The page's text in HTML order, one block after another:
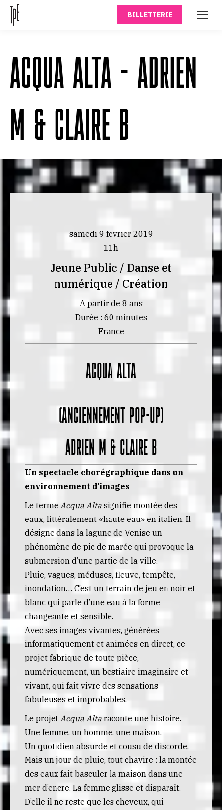
BILLETTERIE
ACQUA ALTA – ADRIEN
M & CLAIRE B
samedi 9 février 2019
11h
Jeune Public / Danse et
numérique / Création
A partir de 8 ans
Durée : 60 minutes
France
ACQUA ALTA
(anciennement Pop-up)
Adrien M & Claire B
Un spectacle chorégraphique dans un
environnement d’images
Le terme Acqua Alta signifie montée des
eaux, littéralement «haute eau» en italien. Il
désigne dans la lagune de Venise un
phénomène de pic de marée qui provoque la
submersion d’une partie de la ville.
Pluie, vagues, méduses, fleuve, tempête,
inondation… C’est un terrain de jeu en noir et
blanc qui parle d’une eau à la forme
changeante et sensible.
Avec ses images vivantes, générées
informatiquement et animées en direct, ce
projet fabrique de toute pièce,
numériquement, un bestiaire imaginaire et
vivant, qui fait vivre des sensations
fabuleuses et improbables.
Le projet Acqua Alta raconte une histoire.
Une femme, un homme, une maison.
Un quotidien absurde et cousu de discorde.
Mais un jour de pluie, tout chavire : la montée
des eaux fait basculer la maison dans une
mer d’encre. La femme glisse et disparaît.
D’elle il ne reste que les cheveux, qui